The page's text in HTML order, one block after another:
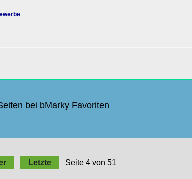
bei bMarky Favoriten
Letzte Seite 4 von 51